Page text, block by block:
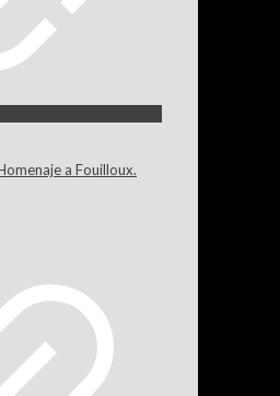
a Fouilloux.